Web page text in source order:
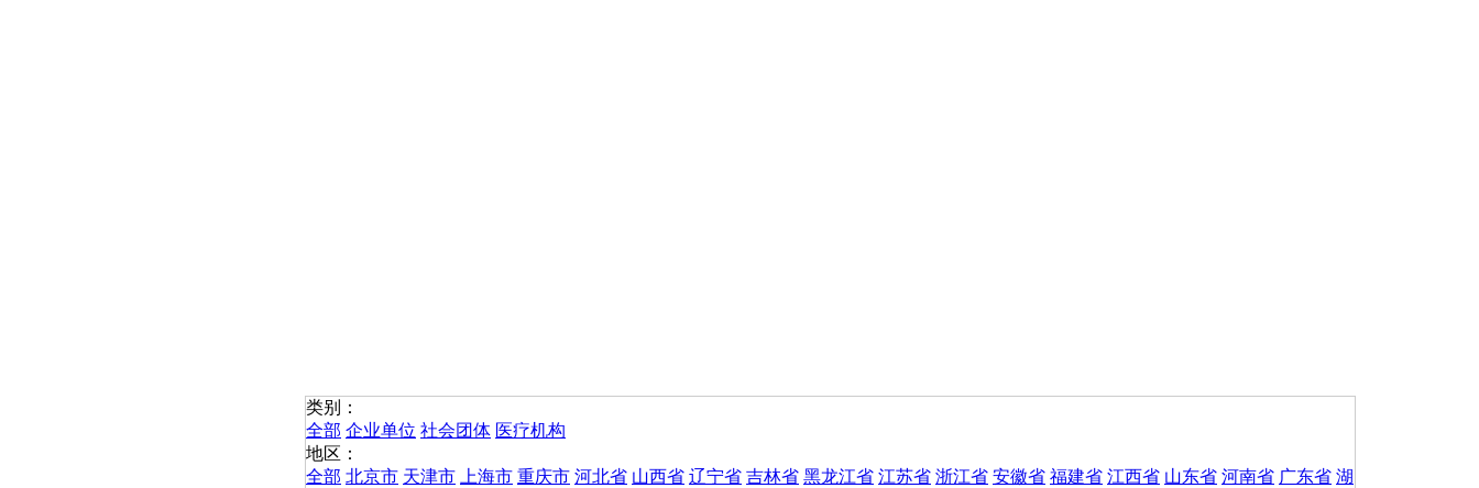
类别：
全部 企业单位 社会团体 医疗机构
地区：
全部 北京市 天津市 上海市 重庆市 河北省 山西省 辽宁省 吉林省 黑龙江省 江苏省 浙江省 安徽省 福建省 江西省 山东省 河南省 广东省 湖